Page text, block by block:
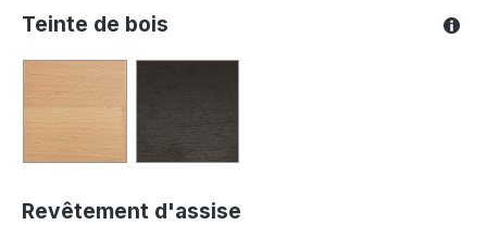
Teinte de bois
Revêtement d'assise